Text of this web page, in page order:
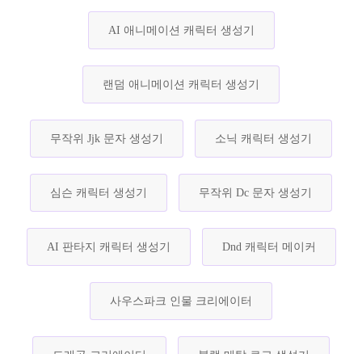
AI 애니메이션 캐릭터 생성기
랜덤 애니메이션 캐릭터 생성기
무작위 Jjk 문자 생성기 소닉 캐릭터 생성기
심슨 캐릭터 생성기 무작위 Dc 문자 생성기
AI 판타지 캐릭터 생성기 Dnd 캐릭터 메이커
사우스파크 인물 크리에이터